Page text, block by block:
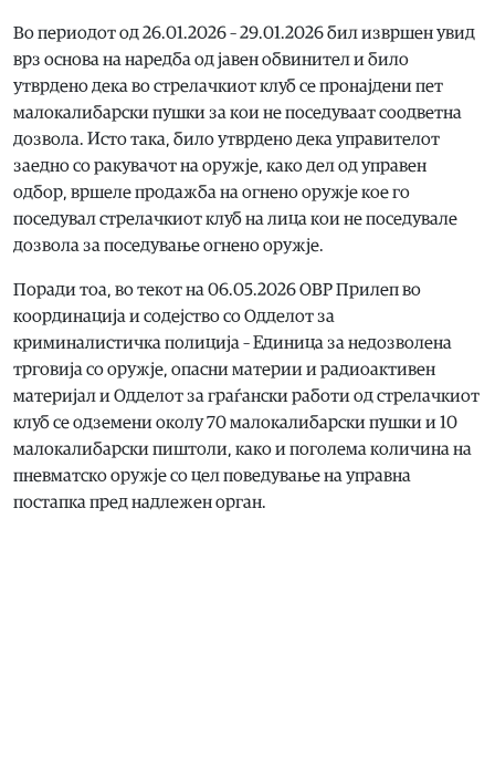
Во периодот од 26.01.2026 – 29.01.2026 бил извршен увид
врз основа на наредба од јавен обвинител и било
утврдено дека во стрелачкиот клуб се пронајдени пет
малокалибарски пушки за кои не поседуваат соодветна
дозвола. Исто така, било утврдено дека управителот
заедно со ракувачот на оружје, како дел од управен
одбор, вршеле продажба на огнено оружје кое го
поседувал стрелачкиот клуб на лица кои не поседувале
дозвола за поседување огнено оружје.
Поради тоа, во текот на 06.05.2026 ОВР Прилеп во
координација и содејство со Одделот за
криминалистичка полиција – Единица за недозволена
трговија со оружје, опасни материи и радиоактивен
материјал и Одделот за граѓански работи од стрелачкиот
клуб се одземени околу 70 малокалибарски пушки и 10
малокалибарски пиштоли, како и поголема количина на
пневматско оружје со цел поведување на управна
постапка пред надлежен орган.